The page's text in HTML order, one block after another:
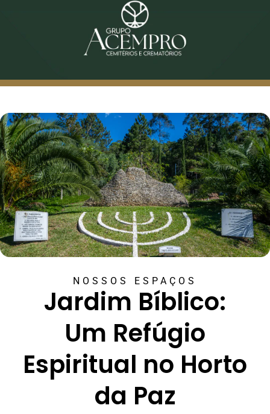
NOSSOS ESPAÇOS
Jardim Bíblico:
Um Refúgio
Espiritual no Horto
da Paz